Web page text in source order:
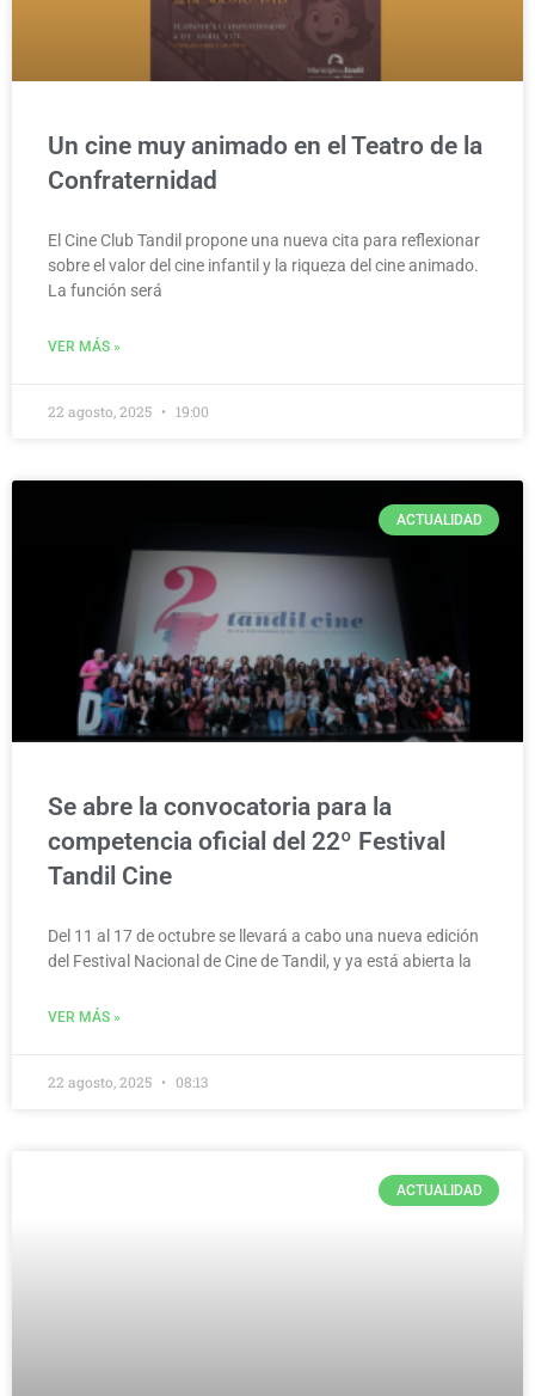
Un cine muy animado en el Teatro de la
Confraternidad
El Cine Club Tandil propone una nueva cita para reflexionar
sobre el valor del cine infantil y la riqueza del cine animado.
La función será
VER MÁS »
22 agosto, 2025 19:00
ACTUALIDAD
Se abre la convocatoria para la
competencia oficial del 22º Festival
Tandil Cine
Del 11 al 17 de octubre se llevará a cabo una nueva edición
del Festival Nacional de Cine de Tandil, y ya está abierta la
VER MÁS »
22 agosto, 2025 08:13
ACTUALIDAD